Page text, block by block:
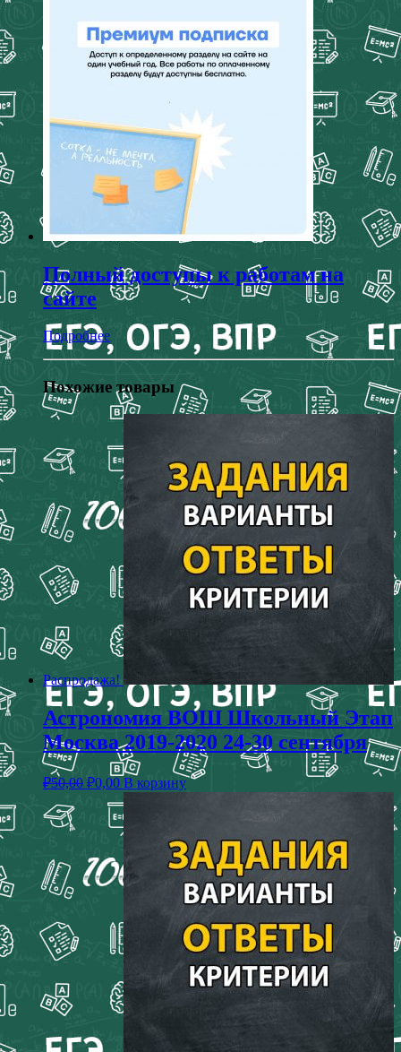
Полный доступы к работам на
сайте
Подробнее
Похожие товары
Распродажа!
Астрономия ВОШ Школьный Этап
Москва 2019-2020 24-30 сентября
₽50,00 ₽0,00 В корзину